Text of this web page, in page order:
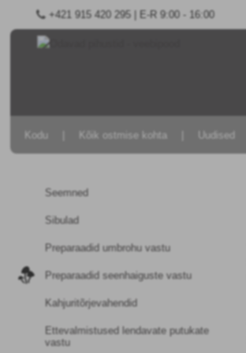
+421 915 420 295 | E-R 9:00 - 16:00
Kodu Kõik ostmise kohta Uudised
Seemned
Sibulad
Preparaadid umbrohu vastu
Preparaadid seenhaiguste vastu
Kahjuritõrjevahendid
Ettevalmistused lendavate putukate
vastu